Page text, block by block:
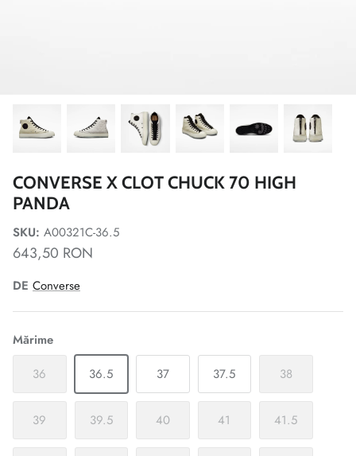
CONVERSE X CLOT CHUCK 70 HIGH
PANDA
SKU: A00321C-36.5
643,50 RON
DE Converse
Mărime
36
36.5 37 37.5 38
39 39.5 40 41 41.5